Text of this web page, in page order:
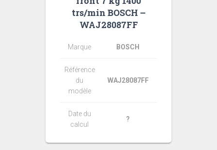
trs/min BOSCH –
WAJ28087FF
Marque BOSCH
Référence
du
modèle
WAJ28087FF
Date du
calcul
?